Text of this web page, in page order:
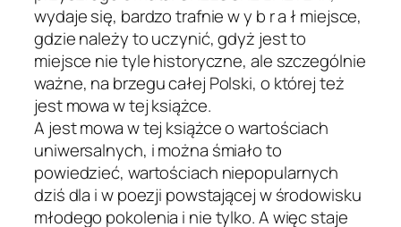
wydaje się, bardzo trafnie w y b r a ł miejsce,
gdzie należy to uczynić, gdyż jest to
miejsce nie tyle historyczne, ale szczególnie
ważne, na brzegu całej Polski, o której też
jest mowa w tej książce.
A jest mowa w tej książce o wartościach
uniwersalnych, i można śmiało to
powiedzieć, wartościach niepopularnych
dziś dla i w poezji powstającej w środowisku
młodego pokolenia i nie tylko. A więc staje